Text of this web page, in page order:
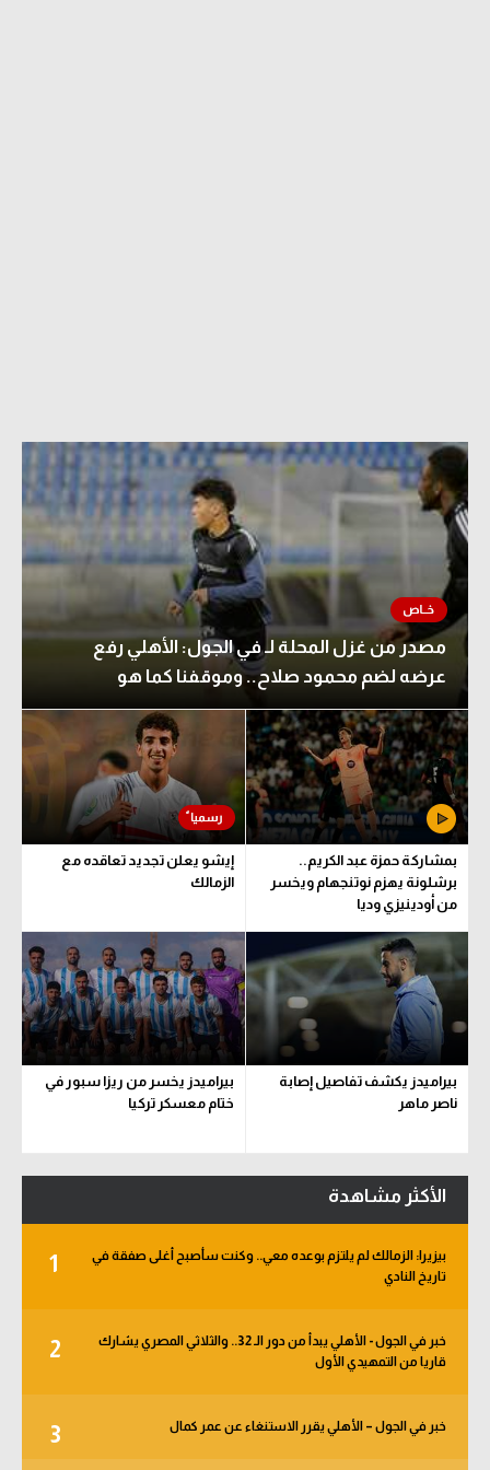
مصدر من غزل المحلة لـ في الجول: الأهلي رفع
عرضه لضم محمود صلاح.. وموقفنا كما هو
بمشاركة حمزة عبد الكريم..
برشلونة يهزم نوتنجهام ويخسر
من أودينيزي وديا
إيشو يعلن تجديد تعاقده مع
الزمالك
بيراميدز يكشف تفاصيل إصابة
ناصر ماهر
بيراميدز يخسر من ريزا سبور في
ختام معسكر تركيا
الأكثر مشاهدة
1
بيزيرا: الزمالك لم يلتزم بوعده معي.. وكنت سأصبح أغلى صفقة في
تاريخ النادي
2
خبر في الجول - الأهلي يبدأ من دور الـ 32.. والثلاثي المصري يشارك
قاريا من التمهيدي الأول
3 خبر في الجول – الأهلي يقرر الاستنغاء عن عمر كمال